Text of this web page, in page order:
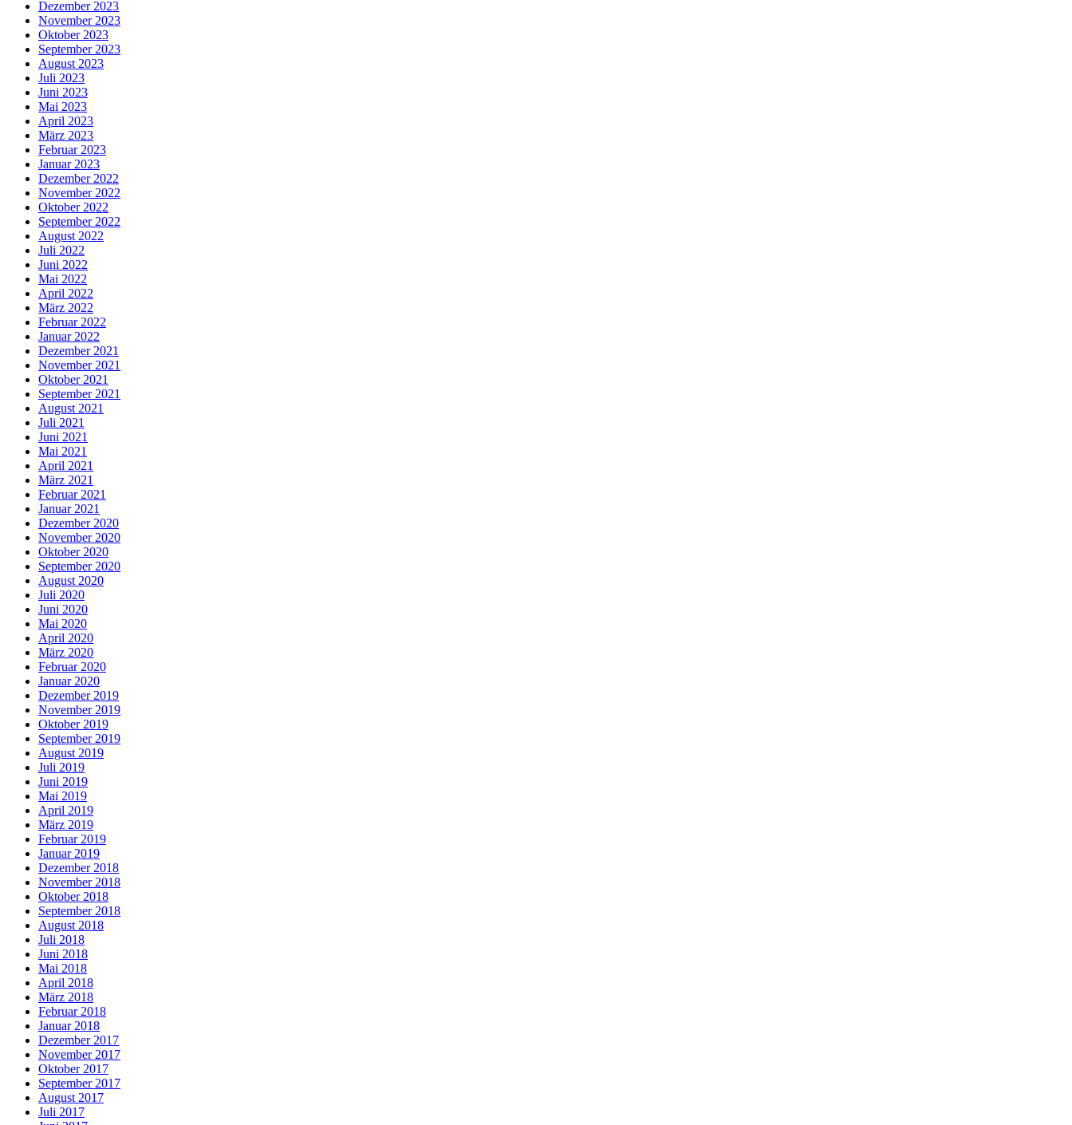
Dezember 2023
November 2023
Oktober 2023
September 2023
August 2023
Juli 2023
Juni 2023
Mai 2023
April 2023
März 2023
Februar 2023
Januar 2023
Dezember 2022
November 2022
Oktober 2022
September 2022
August 2022
Juli 2022
Juni 2022
Mai 2022
April 2022
März 2022
Februar 2022
Januar 2022
Dezember 2021
November 2021
Oktober 2021
September 2021
August 2021
Juli 2021
Juni 2021
Mai 2021
April 2021
März 2021
Februar 2021
Januar 2021
Dezember 2020
November 2020
Oktober 2020
September 2020
August 2020
Juli 2020
Juni 2020
Mai 2020
April 2020
März 2020
Februar 2020
Januar 2020
Dezember 2019
November 2019
Oktober 2019
September 2019
August 2019
Juli 2019
Juni 2019
Mai 2019
April 2019
März 2019
Februar 2019
Januar 2019
Dezember 2018
November 2018
Oktober 2018
September 2018
August 2018
Juli 2018
Juni 2018
Mai 2018
April 2018
März 2018
Februar 2018
Januar 2018
Dezember 2017
November 2017
Oktober 2017
September 2017
August 2017
Juli 2017